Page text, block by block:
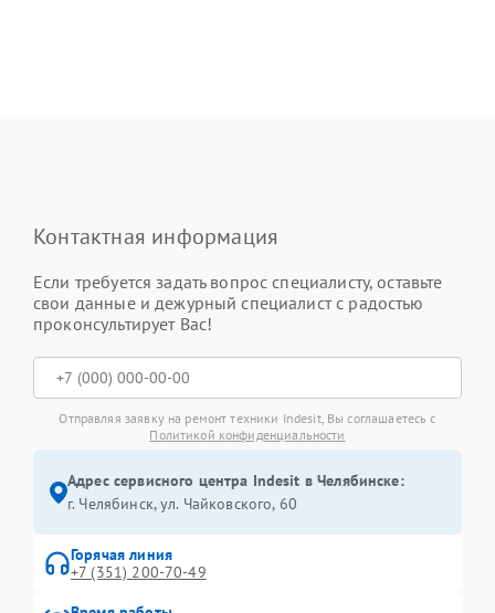
Контактная информация
Если требуется задать вопрос специалисту, оставьте
свои данные и дежурный специалист с радостью
проконсультирует Вас!
Отправляя заявку на ремонт техники Indesit, Вы соглашаетесь с
Политикой конфиденциальности
Адрес сервисного центра Indesit в Челябинске:
г. Челябинск, ул. Чайковского, 60
Горячая линия
+7 (351) 200-70-49